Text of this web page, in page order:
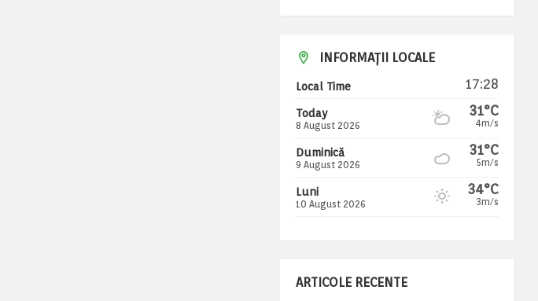
INFORMAȚII LOCALE
Local Time 17:28
Today
8 August 2026
31°C
4m/s
Duminică
9 August 2026
31°C
5m/s
Luni
10 August 2026
34°C
3m/s
ARTICOLE RECENTE